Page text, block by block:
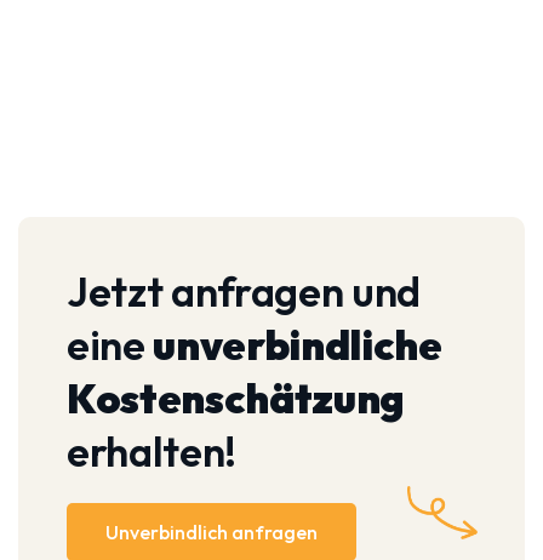
Jetzt anfragen und
eineunverbindliche
Kostenschätzung
erhalten!
Unverbindlich anfragen